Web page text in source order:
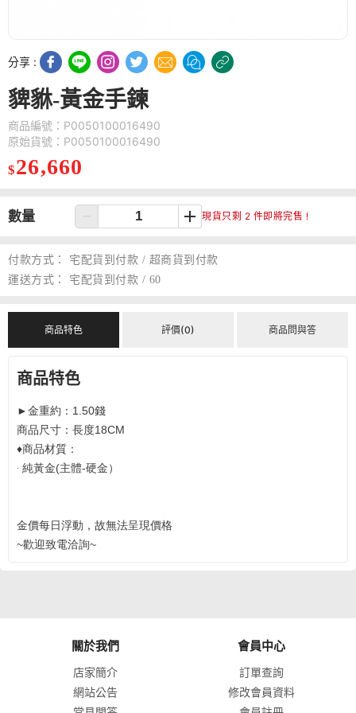
分享 :
貏貅-黃金手鍊
商品編號：P0050100016490
原始貨號：P0050100016490
$26,660
數量 現貨只剩 2 件即將完售 !
付款方式：
宅配貨到付款 / 超商貨到付款
運送方式：
宅配貨到付款 / 60
商品特色 評價(0) 商品問與答
商品特色
►金重約：1.50錢
商品尺寸：長度18CM
♦商品材質：
‧ 純黃金(主體-硬金）
金價每日浮動，故無法呈現價格
~歡迎致電洽詢~
關於我們
店家簡介
網站公告
會員中心
訂單查詢
修改會員資料